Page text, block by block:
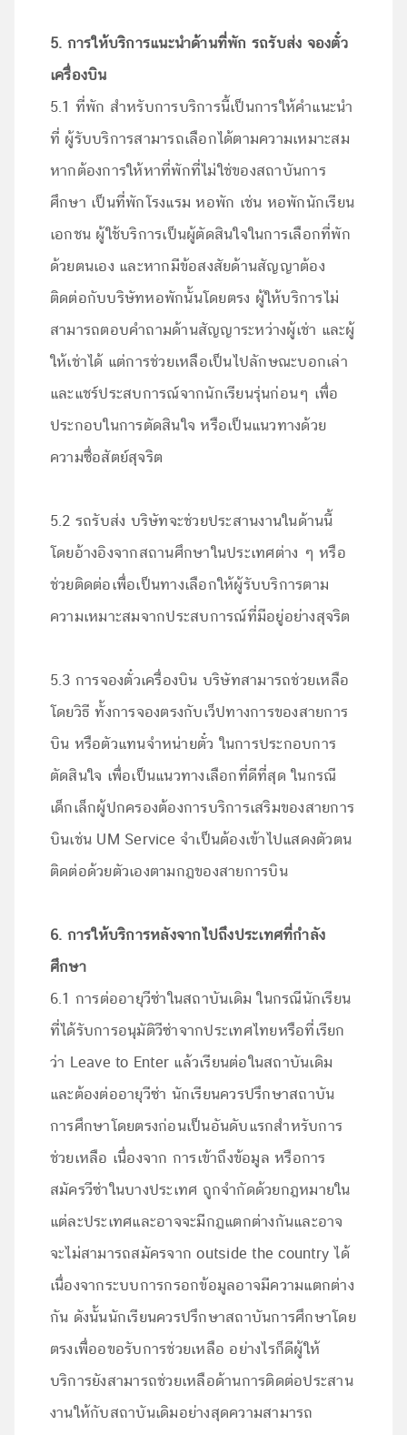
5. การให้บริการแนะนำด้านที่พัก รถรับส่ง จองตั๋ว
เครื่องบิน
5.1 ที่พัก สำหรับการบริการนี้เป็นการให้คำแนะนำ
ที่ ผู้รับบริการสามารถเลือกได้ตามความเหมาะสม
หากต้องการให้หาที่พักที่ไม่ใช่ของสถาบันการ
ศึกษา เป็นที่พักโรงแรม หอพัก เช่น หอพักนักเรียน
เอกชน ผู้ใช้บริการเป็นผู้ตัดสินใจในการเลือกที่พัก
ด้วยตนเอง และหากมีข้อสงสัยด้านสัญญาต้อง
ติดต่อกับบริษัทหอพักนั้นโดยตรง ผู้ให้บริการไม่
สามารถตอบคำถามด้านสัญญาระหว่างผู้เช่า และผู้
ให้เช่าได้ แต่การช่วยเหลือเป็นไปลักษณะบอกเล่า
และแชร์ประสบการณ์จากนักเรียนรุ่นก่อนๆ เพื่อ
ประกอบในการตัดสินใจ หรือเป็นแนวทางด้วย
ความซื่อสัตย์สุจริต
5.2 รถรับส่ง บริษัทจะช่วยประสานงานในด้านนี้
โดยอ้างอิงจากสถานศึกษาในประเทศต่าง ๆ หรือ
ช่วยติดต่อเพื่อเป็นทางเลือกให้ผู้รับบริการตาม
ความเหมาะสมจากประสบการณ์ที่มีอยู่อย่างสุจริต
5.3 การจองตั๋วเครื่องบิน บริษัทสามารถช่วยเหลือ
โดยวิธี ทั้งการจองตรงกับเว็ปทางการของสายการ
บิน หรือตัวแทนจำหน่ายตั๋ว ในการประกอบการ
ตัดสินใจ เพื่อเป็นแนวทางเลือกที่ดีที่สุด ในกรณี
เด็กเล็กผู้ปกครองต้องการบริการเสริมของสายการ
บินเช่น UM Service จำเป็นต้องเข้าไปแสดงตัวตน
ติดต่อด้วยตัวเองตามกฎของสายการบิน
6. การให้บริการหลังจากไปถึงประเทศที่กำลัง
ศึกษา
6.1 การต่ออายุวีซ่าในสถาบันเดิม ในกรณีนักเรียน
ที่ได้รับการอนุมัติวีซ่าจากประเทศไทยหรือที่เรียก
ว่า Leave to Enter แล้วเรียนต่อในสถาบันเดิม
และต้องต่ออายุวีซ่า นักเรียนควรปรึกษาสถาบัน
การศึกษาโดยตรงก่อนเป็นอันดับแรกสำหรับการ
ช่วยเหลือ เนื่องจาก การเข้าถึงข้อมูล หรือการ
สมัครวีซ่าในบางประเทศ ถูกจำกัดด้วยกฎหมายใน
แต่ละประเทศและอาจจะมีกฎแตกต่างกันและอาจ
จะไม่สามารถสมัครจาก outside the country ได้
เนื่องจากระบบการกรอกข้อมูลอาจมีความแตกต่าง
กัน ดังนั้นนักเรียนควรปรึกษาสถาบันการศึกษาโดย
ตรงเพื่ออขอรับการช่วยเหลือ อย่างไรก็ดีผู้ให้
บริการยังสามารถช่วยเหลือด้านการติดต่อประสาน
งานให้กับสถาบันเดิมอย่างสุดความสามารถ